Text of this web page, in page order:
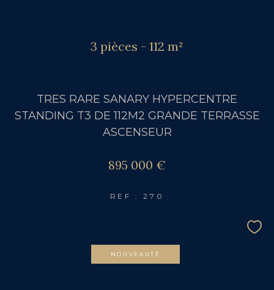
3 pièces - 112 m²
TRES RARE SANARY HYPERCENTRE
STANDING T3 DE 112M2 GRANDE TERRASSE
ASCENSEUR
895 000 €
REF : 270
NOUVEAUTÉ